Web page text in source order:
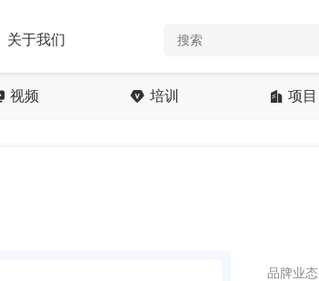
关于我们
视频 培训 项目
品牌业